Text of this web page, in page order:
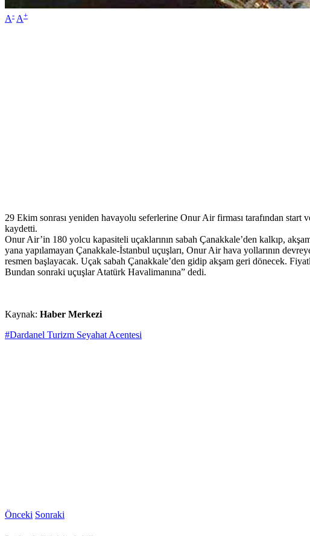
A- A+
29 Ekim sonrası yeniden havayolu seferlerine Onur Air firması tarafından start
kaydetti.
Onur Air’in 180 yolcu kapasiteli uçaklarının sabah Çanakkale’den kalkıp,
yana yapılamayan Çanakkale-İstanbul uçuşları, Onur Air hava yollarının
resmen başlayacak. Uçak sabah Çanakkale’den gidip akşam geri dönecek.
Bundan sonraki uçuşlar Atatürk Havalimanına” dedi.
Kaynak: Haber Merkezi
#Dardanel Turizm Seyahat Acentesi
Önceki Sonraki